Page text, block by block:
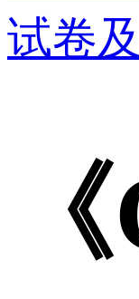
试卷